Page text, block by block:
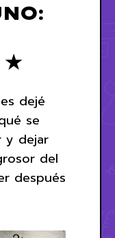
★
dejé
se
y dejar
del
después